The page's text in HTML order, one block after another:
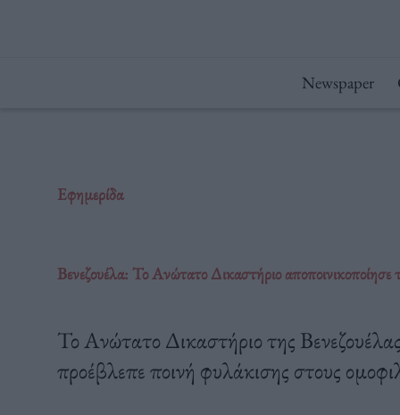
Newspaper
Εφημερίδα
Βενεζουέλα: Το Ανώτατο Δικαστήριο
Το Ανώτατο Δικαστήριο της
προέβλεπε ποινή φυλάκισης στους